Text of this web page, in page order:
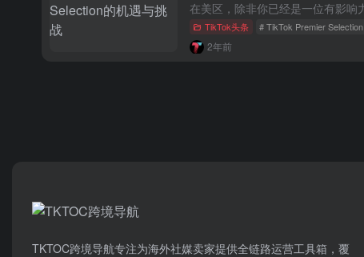
TikTok头条 # TikTok Premier Selection
2年前
TKTOC跨境导航​专注为海外社媒卖家提供全链路运营工具箱，覆